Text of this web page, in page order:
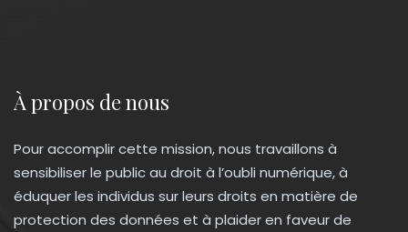
À propos de nous
Pour accomplir cette mission, nous travaillons à
sensibiliser le public au droit à l’oubli numérique, à
éduquer les individus sur leurs droits en matière de
protection des données et à plaider en faveur de